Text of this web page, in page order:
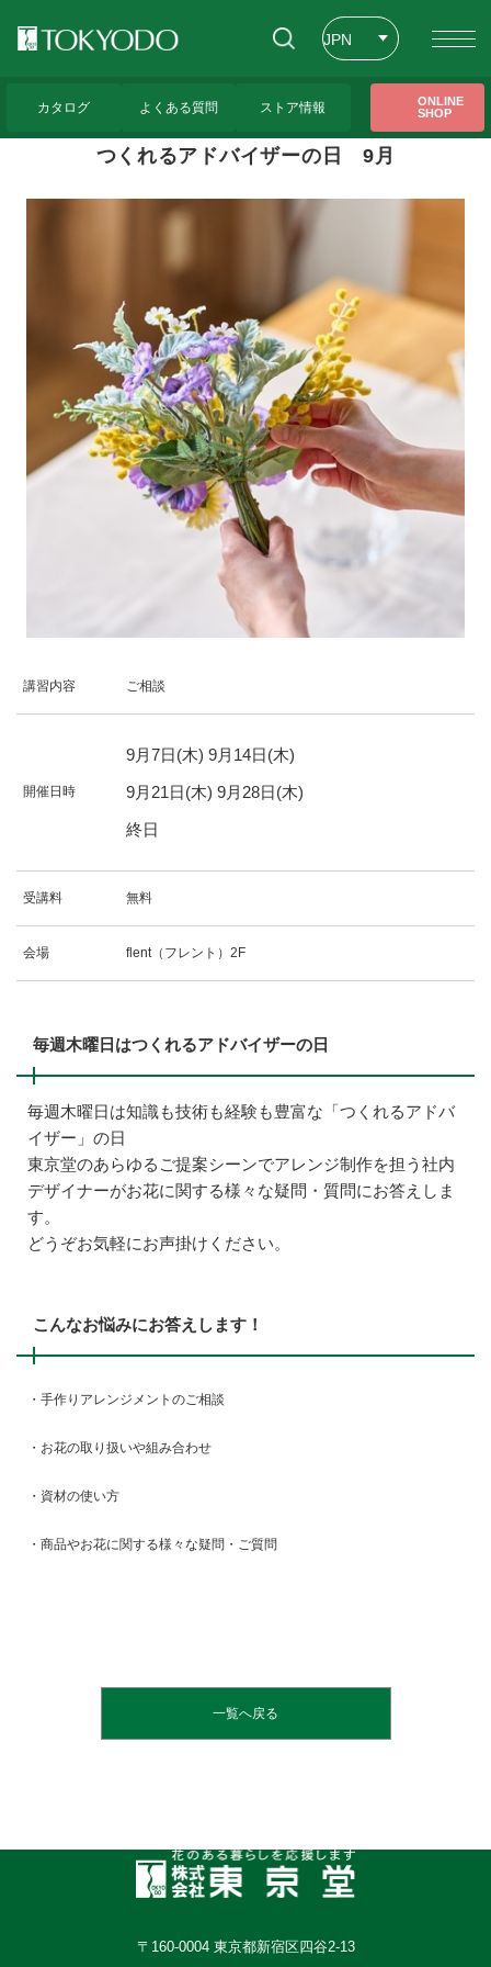
JPN
カタログ よくある質問 ストア情報
ONLINE
SHOP
つくれるアドバイザーの日 9月
つくれるアドバイザーの日 9月
講習内容 ご相談
開催日時
9月7日(木) 9月 14日(木)
9月 21日(木) 9月 28日(木)
終日
受講料 無料
会場 flent（フレント）2F
毎週木曜日はつくれるアドバイザーの日
毎週木曜日は知識も技術も経験も豊富な「つくれるアドバ
イザー」の日
東京堂のあらゆるご提案シーンでアレンジ制作を担う社内
デザイナーがお花に関する様々な疑問・質問にお答えしま
す。
どうぞお気軽にお声掛けください。
こんなお悩みにお答えします！
・手作りアレンジメントのご相談
・お花の取り扱いや組み合わせ
・資材の使い方
・商品やお花に関する様々な疑問・ご質問
一覧へ戻る
〒160-0004 東京都新宿区四谷2-13